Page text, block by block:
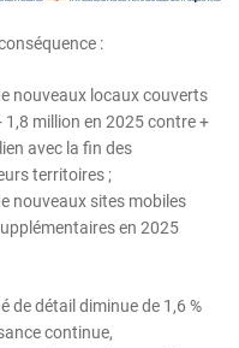
:
nouveaux locaux couverts
million en 2025 contre +
avec la fin des
territoires ;
nouveaux sites mobiles
en 2025
de détail diminue de 1,6 %
continue,